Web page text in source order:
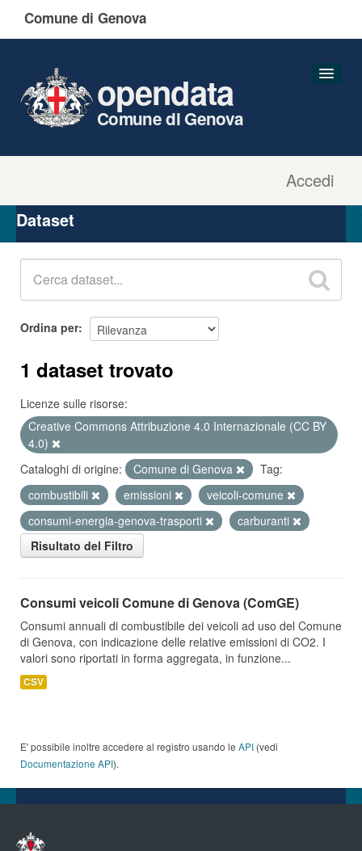
Comune di Genova
Accedi
opendata
Comune di Genova
Organizzazioni
Gruppi
Dataset
Ordina per
1 dataset trovato
Licenze sulle risorse:
Creative Commons Attribuzione 4.0 Internazionale (CC BY
4.0)
Cataloghi di origine:
Comune di Genova
Tag:
combustibili
emissioni
veicoli-comune
consumi-energia-genova-trasporti
carburanti
Risultato del Filtro
Consumi veicoli Comune di Genova (ComGE)
Consumi annuali di combustibile dei veicoli ad uso del Comune
di Genova, con indicazione delle relative emissioni di CO2. I
valori sono riportati in forma aggregata, in funzione...
CSV
E' possibile inoltre accedere al registro usando le API (vedi
Documentazione API).